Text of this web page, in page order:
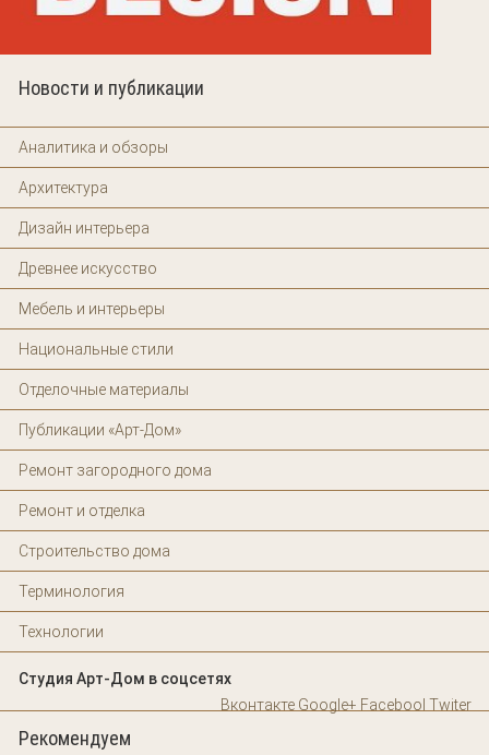
Новости и публикации
Аналитика и обзоры
Архитектура
Дизайн интерьера
Древнее искусство
Мебель и интерьеры
Национальные стили
Отделочные материалы
Публикации «Арт-Дом»
Ремонт загородного дома
Ремонт и отделка
Строительство дома
Терминология
Технологии
Студия Арт-Дом в соцсетях
Вконтакте Google+ Facebool Twiter
Рекомендуем